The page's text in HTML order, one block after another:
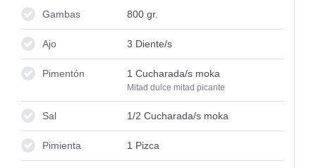
Gambas 800gr.
Ajo 3 Diente/s
Pimentón 1 Cucharada/s moka
Mitad dulce mitad picante
Sal 1/2 Cucharada/s moka
Pimienta 1 Pizca